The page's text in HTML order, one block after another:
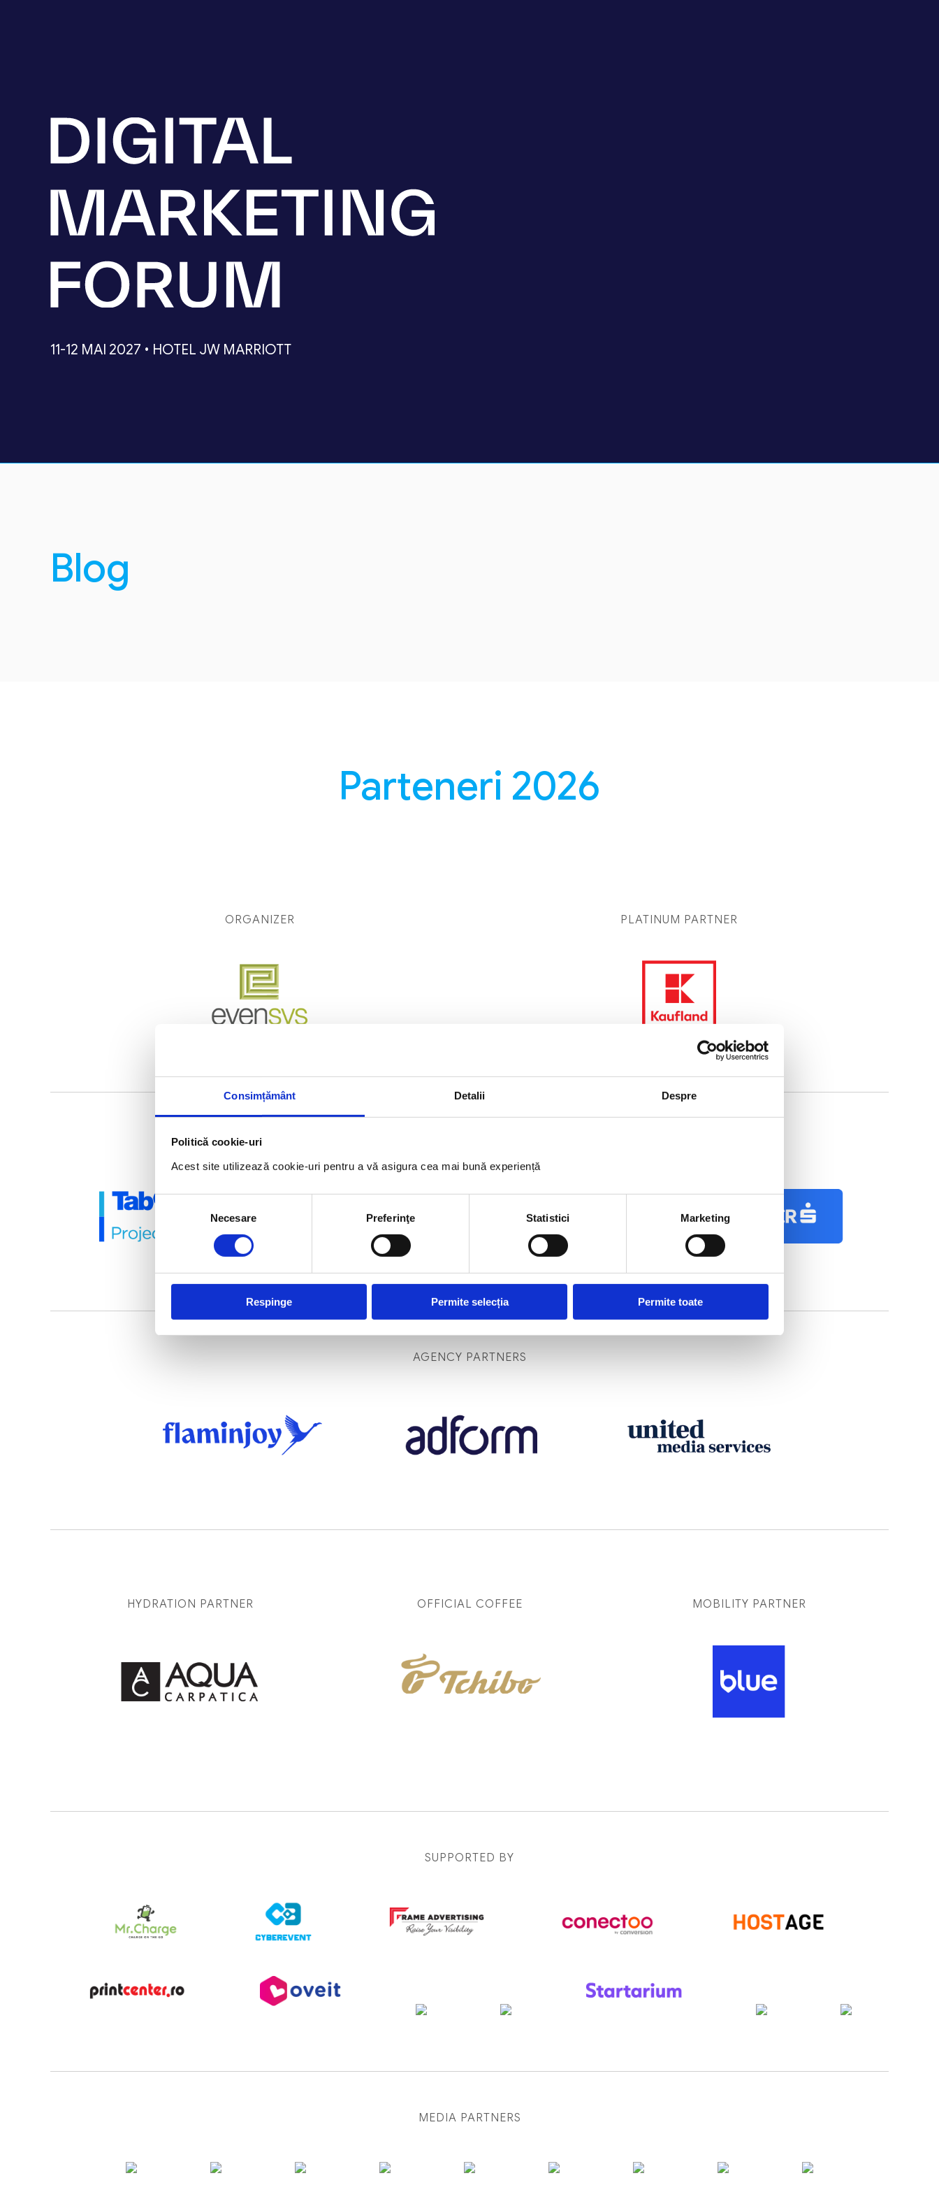
Consimțământ Detalii Despre
Politică cookie-uri
Acest site utilizează cookie-uri pentru a vă asigura cea mai bună experiență
Selecția
consimțământului
Necesare Preferinţe Statistici Marketing
Respinge Permite selecția Permite toate
11-12 MAI 2027 • HOTEL JW MARRIOTT
Blog
Parteneri 2026
ORGANIZER PLATINUM PARTNER
AGENCY PARTNERS
HYDRATION PARTNER OFFICIAL COFFEE MOBILITY PARTNER
SUPPORTED BY
MEDIA PARTNERS